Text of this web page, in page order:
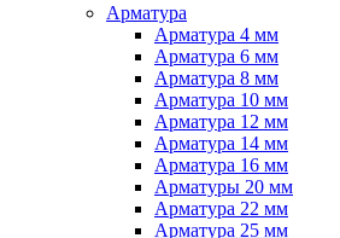
Арматура
Арматура 4 мм
Арматура 6 мм
Арматура 8 мм
Арматура 10 мм
Арматура 12 мм
Арматура 14 мм
Арматура 16 мм
Арматуры 20 мм
Арматура 22 мм
Арматура 25 мм